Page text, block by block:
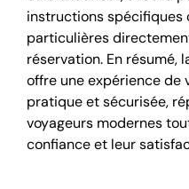
instructions spécifiques
particulières
réservation. En résumé,
offre une expérience de
pratique et sécurisée,
voyageurs modernes
confiance et leur